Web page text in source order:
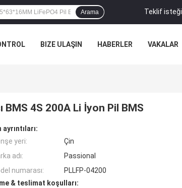
Teklif isteği
Arama
BIZE ULAŞIN HABERLER VAKALAR
BMS 4S 200A Li İyon Pil BMS
ayrıntıları:
yeri:
Çin
adı:
Passional
numarası:
PLLFP-04200
& teslimat koşulları: